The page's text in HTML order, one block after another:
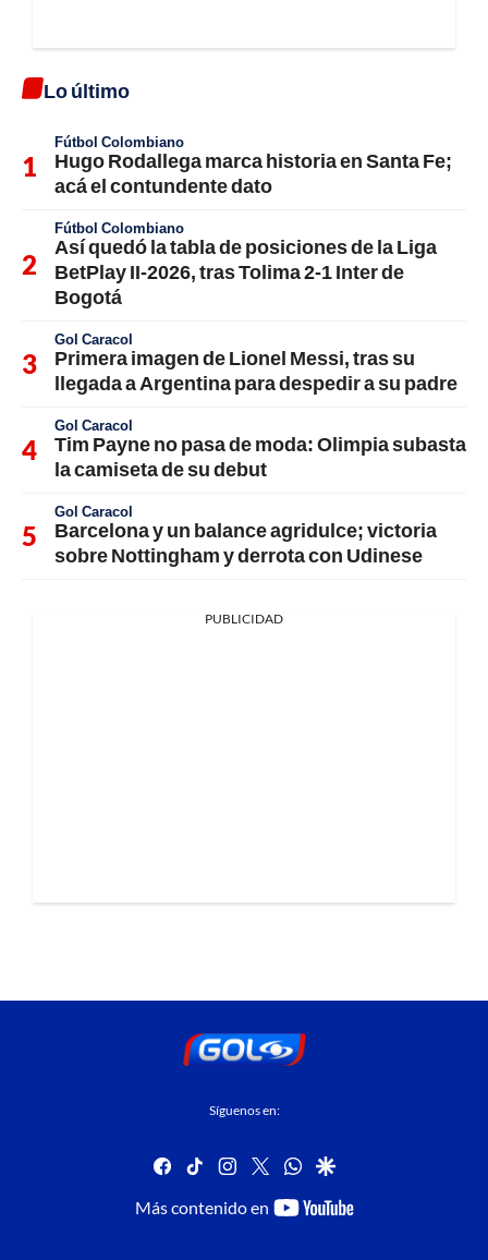
Lo último
Fútbol Colombiano
Hugo Rodallega marca historia en Santa Fe;
acá el contundente dato
Fútbol Colombiano
Así quedó la tabla de posiciones de la Liga
BetPlay II-2026, tras Tolima 2-1 Inter de
Bogotá
Gol Caracol
Primera imagen de Lionel Messi, tras su
llegada a Argentina para despedir a su padre
Gol Caracol
Tim Payne no pasa de moda: Olimpia subasta
la camiseta de su debut
Gol Caracol
Barcelona y un balance agridulce; victoria
sobre Nottingham y derrota con Udinese
PUBLICIDAD
Síguenos en:
facebook
tiktok instagram
twitterwhatsapp
google
Más contenido en
youtube-